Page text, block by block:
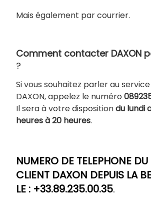
Mais également par courrier.
Comment contacter DAXON
?
Si vous souhaitez parler au
DAXON, appelez le numéro
Il sera à votre dispositiondu lundi
heures à 20 heures.
NUMERO DE TELEPHONE
CLIENT DAXON DEPUIS LA
LE : +33.89.235.00.35.